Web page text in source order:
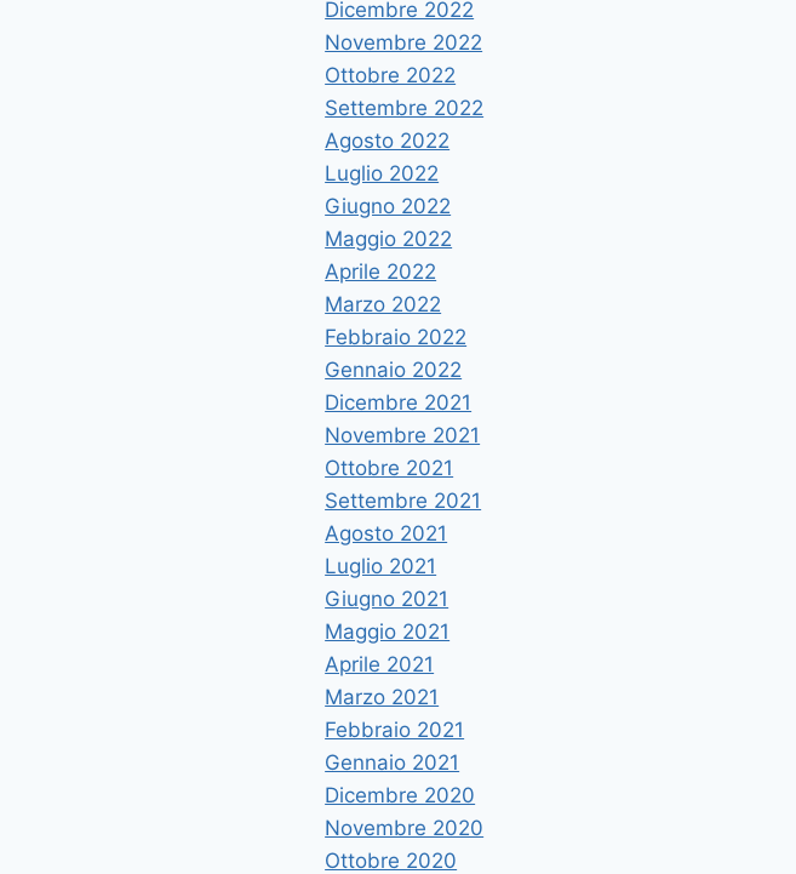
Dicembre 2022
Novembre 2022
Ottobre 2022
Settembre 2022
Agosto 2022
Luglio 2022
Giugno 2022
Maggio 2022
Aprile 2022
Marzo 2022
Febbraio 2022
Gennaio 2022
Dicembre 2021
Novembre 2021
Ottobre 2021
Settembre 2021
Agosto 2021
Luglio 2021
Giugno 2021
Maggio 2021
Aprile 2021
Marzo 2021
Febbraio 2021
Gennaio 2021
Dicembre 2020
Novembre 2020
Ottobre 2020